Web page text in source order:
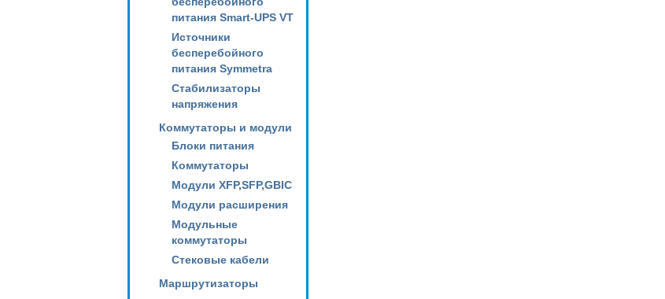
питания Smart-UPS VT
Источники
бесперебойного
питания Symmetra
Стабилизаторы
напряжения
Коммутаторы и модули
Блоки питания
Коммутаторы
Модули XFP,SFP,GBIC
Модули расширения
Модульные
коммутаторы
Стековые кабели
Маршрутизаторы